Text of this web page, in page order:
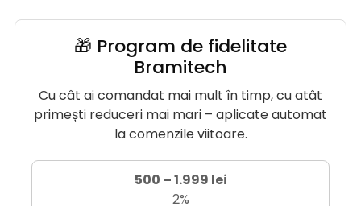
🎁 Program de fidelitate
Bramitech
Cu cât ai comandat mai mult în timp, cu atât
primești reduceri mai mari – aplicate automat
la comenzile viitoare.
500 – 1.999 lei
2%